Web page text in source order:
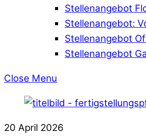
Stellenangebot
Stellenangebot:
Stellenangebot
Stellenangebot
Close Menu
20 April 2026